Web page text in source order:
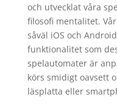
och utvecklat våra
filosofi mentalitet.
såväl iOS och
funktionalitet som
spelautomater är
körs smidigt oavsett
läsplatta eller